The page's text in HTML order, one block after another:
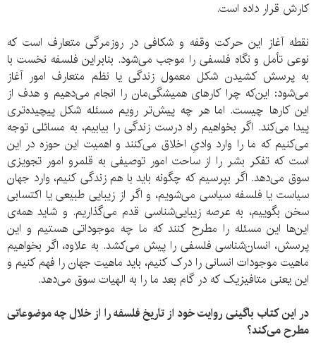
کارش قرار داده است.
نقطه‌ آغاز این حرکت وقفه و شکافی در روزمرگی متعارف است که
نوعی تأمل و نگاه فلسفی را موجب می‌شود. بنابراین فلسفه نخست با
به پرسش کشیدن شکل معمول زندگی یا نظم متعارف امور آغاز
می‌شود: این‌که چرا کارهای همیشگی‌مان را انجام می‌دهیم و هدف از
این کارها چیست. اما هر چه پیش‌تر رویم مسئله شکل پیچیده‌تری
پیدا می‌کند. اگر بخواهیم راه درست زندگی را بیابیم، به مسائلی توجه
می‌کنیم که ما را وارد وادیِ اخلاق می‌کنند و اهمیت این حوزه در این
است که تفکر بشر را از ساحت امور توصیفی به قلمرو امور تجویزی
سوق می‌دهد. اگر بپرسیم که چگونه باید با هم زندگی کنیم، وارد جهان
سیاست یا فلسفه‌ سیاسی می‌شویم، و اگر از زیبایی طبیعی یا اکتسابی
سخن بگوییم، به عرصه‌ زیبایی‌شناسی قدم می‌گذاریم. و شاید همه‌ی
این‌ها این مسئله را مطرح کنند که ما چه موجوداتی هستیم و این
پرسش، انسان‌شناسی فلسفی را پیش می‌کشد. به علاوه، اگر بخواهیم
ماهیت موجودات انسانی را درک کنیم، باید ماهیت جهان را فهم کنیم و
این یعنی متافیزیک که در گام بعد ما را به الهیات سوق می‌دهد.
در این کتاب باگینی روایت خود از تاریخ فلسفه را از خلال چه موضوعاتی
مطرح می‌کند؟